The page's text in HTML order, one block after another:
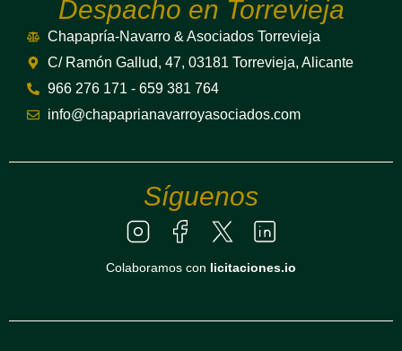
Despacho en Torrevieja
Chapapría-Navarro & Asociados Torrevieja
C/ Ramón Gallud, 47, 03181 Torrevieja, Alicante
966 276 171 - 659 381 764
info@chapaprianavarroyasociados.com
Síguenos
Colaboramos con licitaciones.io